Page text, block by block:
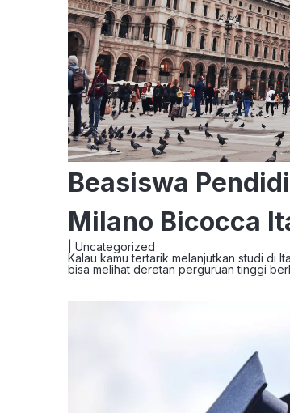
Beasiswa
Milano Bicocca
Uncategorized
Kalau kamu tertarik melanjutkan studi di
bisa melihat deretan perguruan tinggi